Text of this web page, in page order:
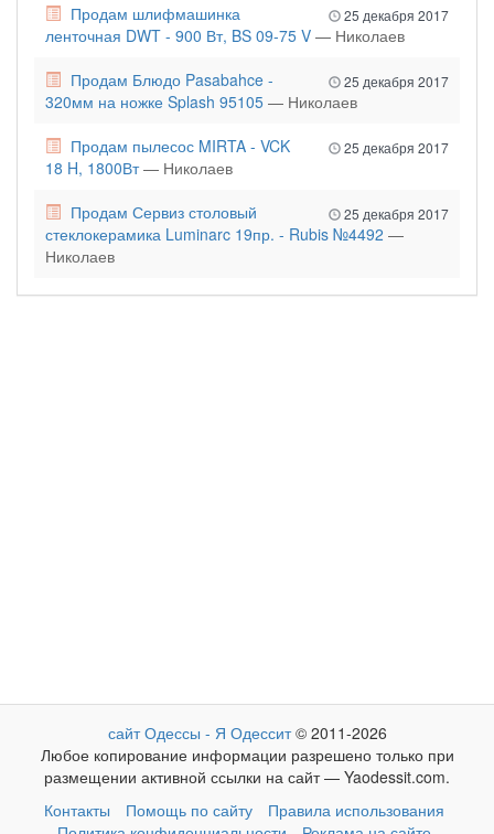
25 декабря 2017
Продам шлифмашинка
ленточная DWT - 900 Вт, BS 09-75 V — Николаев
25 декабря 2017
Продам Блюдо Pasabahce -
320мм на ножке Splash 95105 — Николаев
25 декабря 2017
Продам пылесос MIRTA - VCK
18 H, 1800Вт — Николаев
25 декабря 2017
Продам Сервиз столовый
стеклокерамика Luminarc 19пр. - Rubis №4492 —
Николаев
сайт Одессы - Я Одессит© 2011-2026
Любое копирование информации разрешено только при
размещении активной ссылки на сайт — Yaodessit.com.
Контакты
Помощь по сайту
Правила использования